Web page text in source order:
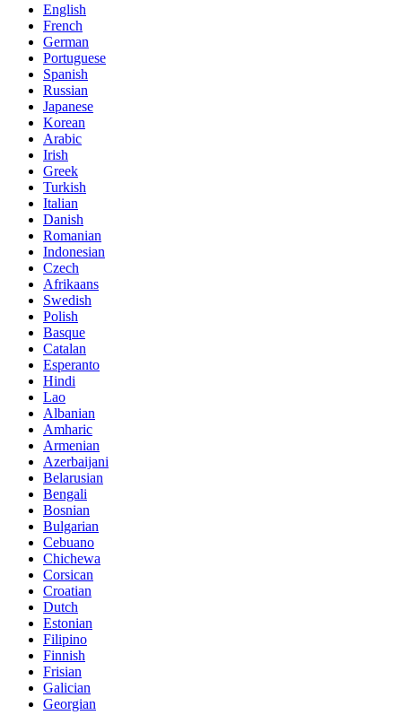
English
French
German
Portuguese
Spanish
Russian
Japanese
Korean
Arabic
Irish
Greek
Turkish
Italian
Danish
Romanian
Indonesian
Czech
Afrikaans
Swedish
Polish
Basque
Catalan
Esperanto
Hindi
Lao
Albanian
Amharic
Armenian
Azerbaijani
Belarusian
Bengali
Bosnian
Bulgarian
Cebuano
Chichewa
Corsican
Croatian
Dutch
Estonian
Filipino
Finnish
Frisian
Galician
Georgian